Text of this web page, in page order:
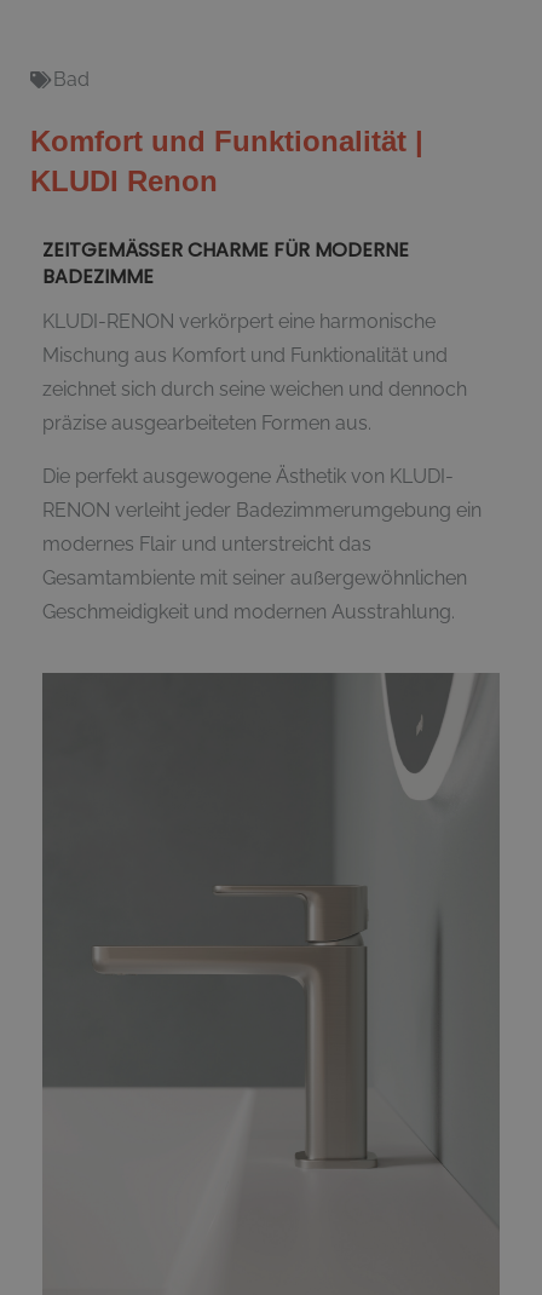
Bad
Komfort und Funktionalität |
KLUDI Renon
ZEITGEMÄSSER CHARME FÜR MODERNE
BADEZIMME
KLUDI-RENON verkörpert eine harmonische
Mischung aus Komfort und Funktionalität und
zeichnet sich durch seine weichen und dennoch
präzise ausgearbeiteten Formen aus.
Die perfekt ausgewogene Ästhetik von KLUDI-
RENON verleiht jeder Badezimmerumgebung ein
modernes Flair und unterstreicht das
Gesamtambiente mit seiner außergewöhnlichen
Geschmeidigkeit und modernen Ausstrahlung.